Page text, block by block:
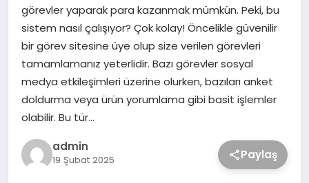
YAŞAM
görevler yaparak para kazanmak mümkün. Peki, bu
sistem nasıl çalışıyor? Çok kolay! Öncelikle güvenilir
bir görev sitesine üye olup size verilen görevleri
tamamlamanız yeterlidir. Bazı görevler sosyal
medya etkileşimleri üzerine olurken, bazıları anket
doldurma veya ürün yorumlama gibi basit işlemler
olabilir. Bu tür…
admin
19 Şubat 2025 Paylaş